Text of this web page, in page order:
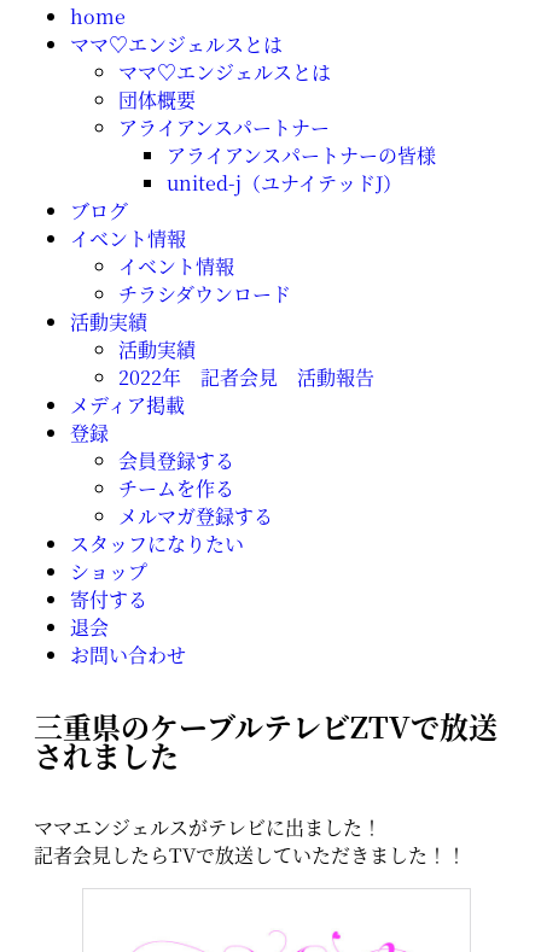
home
ママ♡エンジェルスとは
ママ♡エンジェルスとは
団体概要
アライアンスパートナー
アライアンスパートナーの皆様
united-j（ユナイテッドJ）
ブログ
イベント情報
イベント情報
チラシダウンロード
活動実績
活動実績
2022年 記者会見 活動報告
メディア掲載
登録
会員登録する
チームを作る
メルマガ登録する
スタッフになりたい
ショップ
寄付する
退会
お問い合わせ
三重県のケーブルテレビZTVで放送
されました
ママエンジェルスがテレビに出ました！
記者会見したらTVで放送していただきました！！